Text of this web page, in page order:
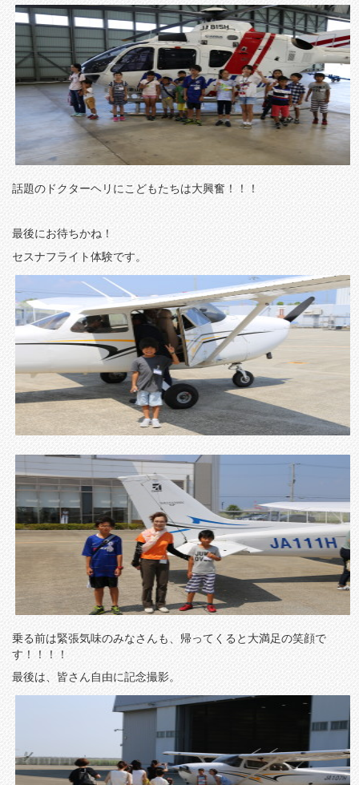
話題のドクターヘリにこどもたちは大興奮！！！
最後にお待ちかね！
セスナフライト体験です。
乗る前は緊張気味のみなさんも、帰ってくると大満足の笑顔で
す！！！！
最後は、皆さん自由に記念撮影。